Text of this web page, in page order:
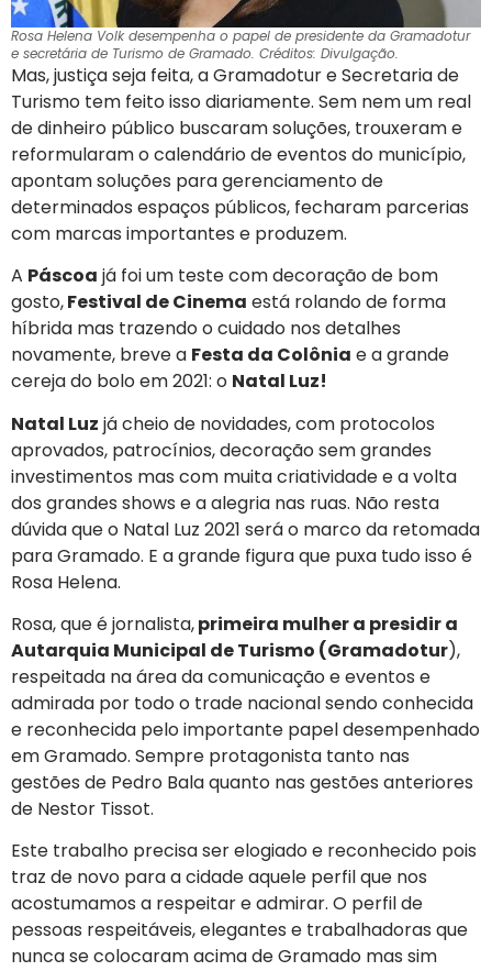
Rosa Helena Volk desempenha o papel de presidente da Gramadotur
e secretária de Turismo de Gramado. Créditos: Divulgação.
Mas, justiça seja feita, a Gramadotur e Secretaria de
Turismo tem feito isso diariamente. Sem nem um real
de dinheiro público buscaram soluções, trouxeram e
reformularam o calendário de eventos do município,
apontam soluções para gerenciamento de
determinados espaços públicos, fecharam parcerias
com marcas importantes e produzem.
A Páscoa já foi um teste com decoração de bom
gosto,Festival de Cinema está rolando de forma
híbrida mas trazendo o cuidado nos detalhes
novamente, breve a Festa da Colônia e a grande
cereja do bolo em 2021: o Natal Luz!
Natal Luz já cheio de novidades, com protocolos
aprovados, patrocínios, decoração sem grandes
investimentos mas com muita criatividade e a volta
dos grandes shows e a alegria nas ruas. Não resta
dúvida que o Natal Luz 2021 será o marco da retomada
para Gramado. E a grande figura que puxa tudo isso é
Rosa Helena.
Rosa, que é jornalista,primeira mulher a presidir a
Autarquia Municipal de Turismo (Gramadotur),
respeitada na área da comunicação e eventos e
admirada por todo o trade nacional sendo conhecida
e reconhecida pelo importante papel desempenhado
em Gramado. Sempre protagonista tanto nas
gestões de Pedro Bala quanto nas gestões anteriores
de Nestor Tissot.
Este trabalho precisa ser elogiado e reconhecido pois
traz de novo para a cidade aquele perfil que nos
acostumamos a respeitar e admirar. O perfil de
pessoas respeitáveis, elegantes e trabalhadoras que
nunca se colocaram acima de Gramado mas sim